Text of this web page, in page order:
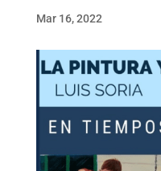
Mar 16, 2022